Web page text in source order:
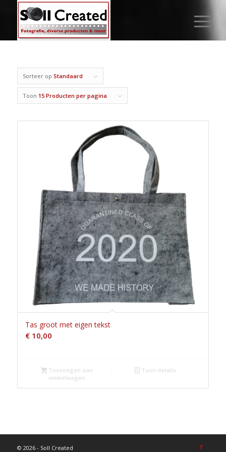
Sorteer op Standaard
Toon 15 Producten per pagina
Tas groot met eigen tekst
€10,00
Toevoegen aan
winkelwagen
Toon details
© 2026 - Soll Created